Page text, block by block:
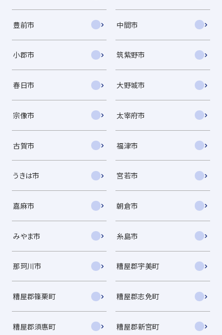
豊前市 中間市
小郡市 筑紫野市
春日市 大野城市
宗像市 太宰府市
古賀市 福津市
うきは市 宮若市
嘉麻市 朝倉市
みやま市 糸島市
那珂川市 糟屋郡宇美町
糟屋郡篠栗町 糟屋郡志免町
糟屋郡須惠町 糟屋郡新宮町